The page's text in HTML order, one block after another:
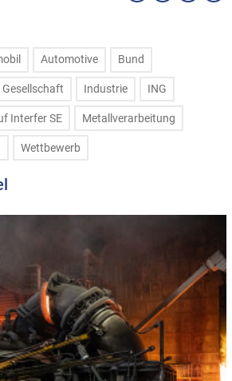
Automotive Bund
Gesellschaft Industrie ING
Interfer SE Metallverarbeitung
Wettbewerb